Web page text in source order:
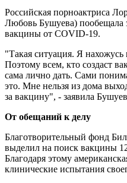
Российская порноактриса
Любовь Бушуева) пообещала
вакцины от COVID-19.
"Такая ситуация. Я
Поэтому всем, кто создаст
сама лично дать. Сами
это. Мне нельзя из дома
за вакцину", - заявила
От обещаний к делу
Благотворительный фонд
выделил на поиск вакцины
Благодаря этому
клинические испытания